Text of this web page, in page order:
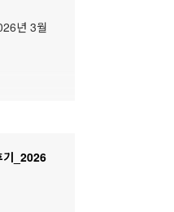
년 3월
기_2026